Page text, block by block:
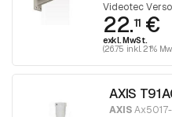
Videotec
22.11 €
exkl. MwSt.
(26.75 inkl. 21%
AXIS
AXIS